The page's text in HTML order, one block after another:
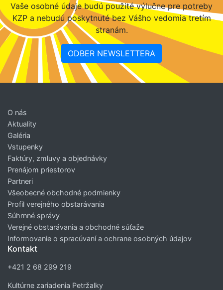
Vaše osobné údaje budú použité výlučne pre potreby
KZP a nebudú poskytnuté bez Vášho vedomia tretím
stranám.
ODBER NEWSLETTERA
O nás
Aktuality
Galéria
Vstupenky
Faktúry, zmluvy a objednávky
Prenájom priestorov
Partneri
Všeobecné obchodné podmienky
Profil verejného obstarávania
Súhrnné správy
Verejné obstarávania a obchodné súťaže
Informovanie o spracúvaní a ochrane osobných údajov
Kontakt
+421 2 68 299 219
Kultúrne zariadenia Petržalky